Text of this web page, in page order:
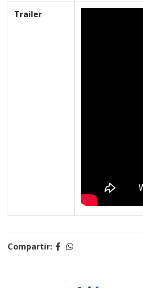
Trailer
Compartir: